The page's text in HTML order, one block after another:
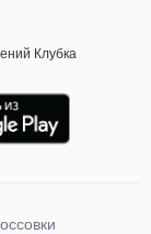
Клубка